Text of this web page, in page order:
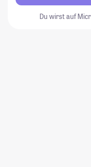
Du wirst auf